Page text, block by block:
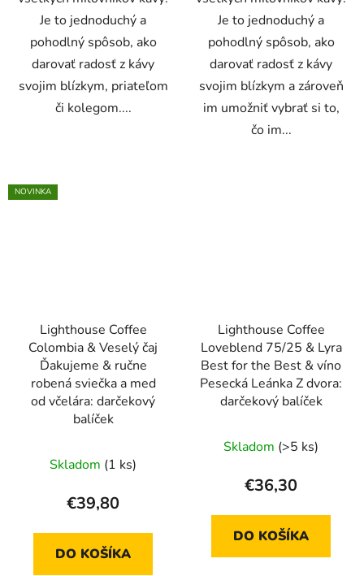
Je to jednoduchý a
pohodlný spôsob, ako
darovať radosť z kávy
svojim blízkym, priateľom
či kolegom....
Je to jednoduchý a
pohodlný spôsob, ako
darovať radosť z kávy
svojim blízkym a zároveň
im umožniť vybrať si to,
čo im...
NOVINKA
Lighthouse Coffee
Colombia & Veselý čaj
Ďakujeme & ručne
robená sviečka a med
od včelára: darčekový
balíček
Skladom (1 ks)
€39,80
DO KOŠÍKA
Lighthouse Coffee
Loveblend 75/25 & Lyra
Best for the Best & víno
Pesecká Leánka Z dvora:
darčekový balíček
Skladom (>5 ks)
€36,30
DO KOŠÍKA